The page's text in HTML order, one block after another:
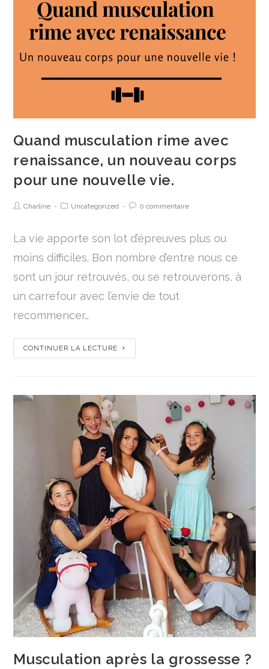
Quand musculation rime avec
renaissance, un nouveau corps
pour une nouvelle vie.
Charline Uncategorized 0 commentaire
La vie apporte son lot d’épreuves plus ou
moins difficiles. Bon nombre d’entre nous ce
sont un jour retrouvés, ou se retrouverons, à
un carrefour avec l’envie de tout
recommencer…
CONTINUER LA LECTURE
Musculation après la grossesse ?